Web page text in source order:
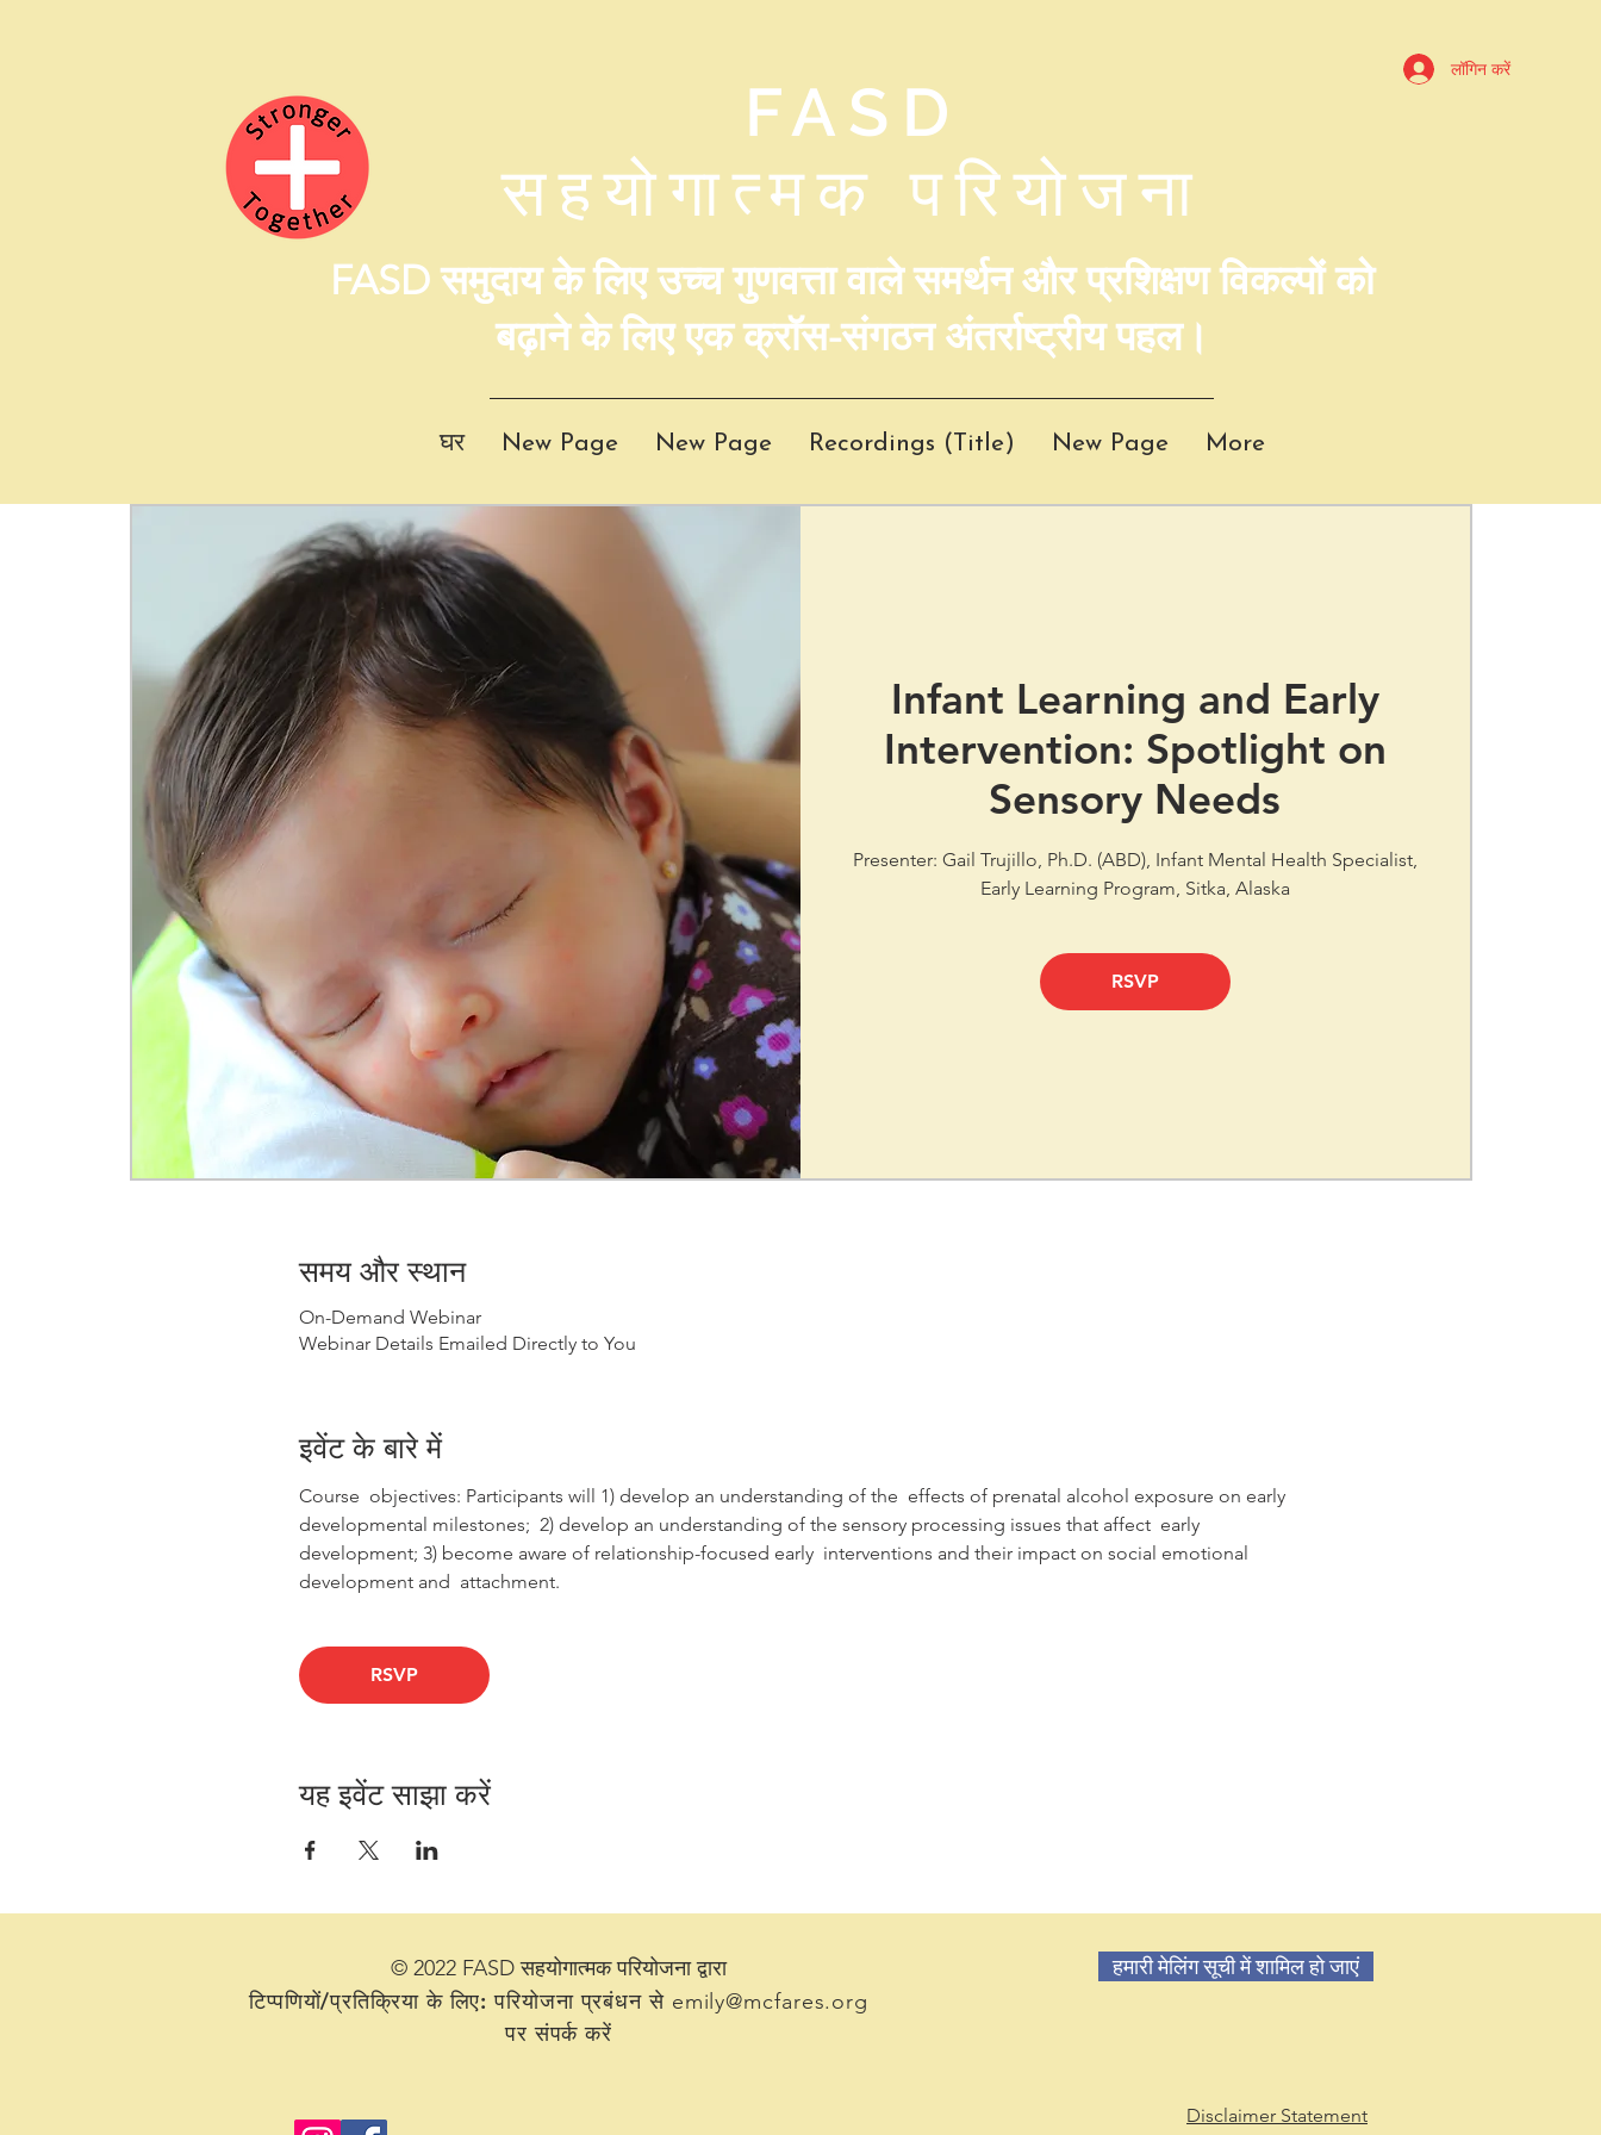
FASD
सहयोगात्मक परियोजना
लॉगिन करें
FASD समुदाय के लिए उच्च गुणवत्ता वाले समर्थन और प्रशिक्षण विकल्पों को
बढ़ाने के लिए एक क्रॉस-संगठन अंतर्राष्ट्रीय पहल।
घर New Page New Page Recordings (Title) New Page More
Infant Learning and Early
Intervention: Spotlight on
Sensory Needs
Presenter: Gail Trujillo, Ph.D. (ABD), Infant Mental Health Specialist,
Early Learning Program, Sitka, Alaska
RSVP
समय और स्थान
On-Demand Webinar
Webinar Details Emailed Directly to You
इवेंट के बारे में
Course  objectives: Participants will 1) develop an understanding of the  effects of prenatal alcohol exposure on early
developmental milestones;  2) develop an understanding of the sensory processing issues that affect  early
development; 3) become aware of relationship-focused early  interventions and their impact on social emotional
development and  attachment.
RSVP
यह इवेंट साझा करें
© 2022 FASD सहयोगात्मक परियोजना द्वारा
टिप्पणियों/प्रतिक्रिया के लिए: परियोजना प्रबंधन से emily@mcfares.org
पर संपर्क करें
हमारी मेलिंग सूची में शामिल हो जाएं
Disclaimer Statement